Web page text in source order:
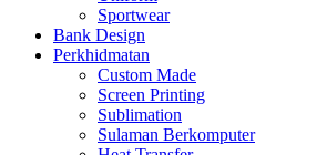
Sportwear
Bank Design
Perkhidmatan
Custom Made
Screen Printing
Sublimation
Sulaman Berkomputer